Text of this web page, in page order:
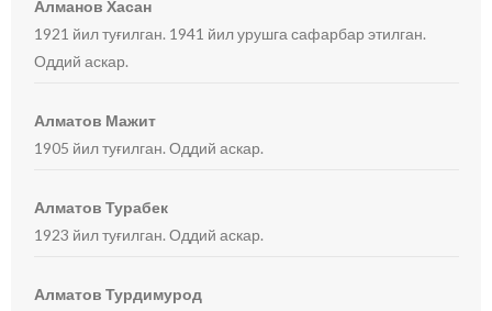
Алманов Хасан
1921 йил туғилган. 1941 йил урушга сафарбар этилган.
Оддий аскар.
Алматов Мажит
1905 йил туғилган. Оддий аскар.
Алматов Турабек
1923 йил туғилган. Оддий аскар.
Алматов Турдимурод